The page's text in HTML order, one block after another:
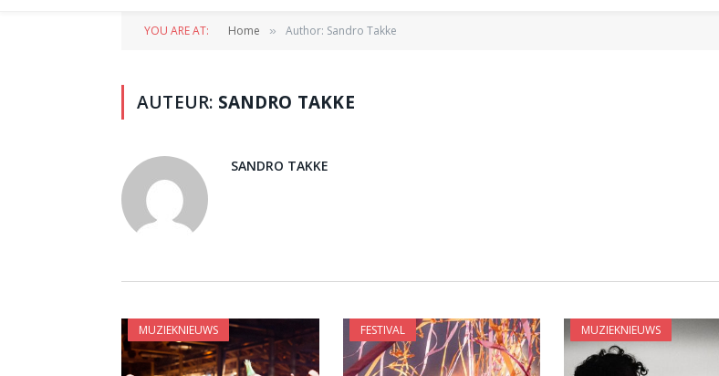
YOU ARE AT: Home » Author: Sandro Takke
AUTEUR: SANDRO TAKKE
SANDRO TAKKE
MUZIEKNIEUWS FESTIVAL MUZIEKNIEUWS